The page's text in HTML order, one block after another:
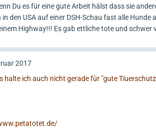
Du es für eine gute Arbeit hälst dass sie
in den USA auf einer DSH-Schau fast alle
Highway!!! Es gab ettliche tote und
2017
halte ich auch nicht gerade für "gute